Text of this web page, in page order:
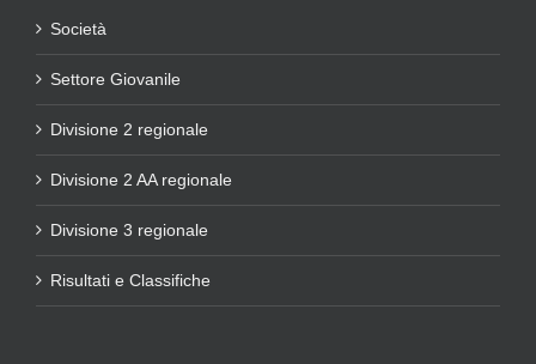
Società
Settore Giovanile
Divisione 2 regionale
Divisione 2 AA regionale
Divisione 3 regionale
Risultati e Classifiche